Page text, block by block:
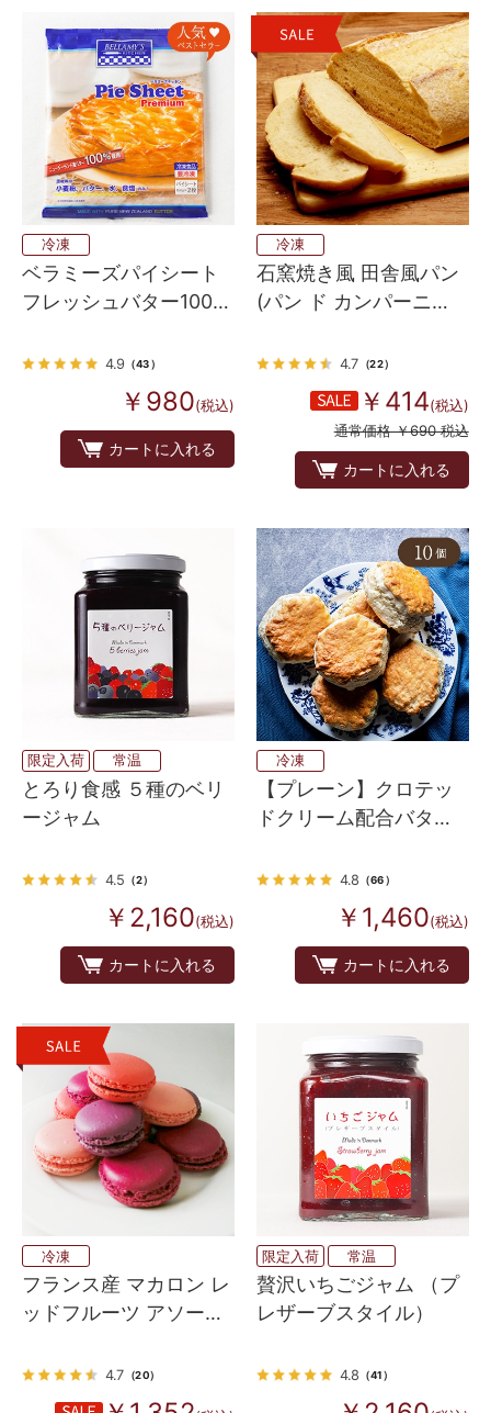
冷凍
ベラミーズパイシート
フレッシュバター100%
4.9 （43）
￥980(税込)
カートに入れる
冷凍
石窯焼き風 田舎風パン
(パン ド カンパーニ
4.7 （22）
￥414(税込)
通常価格 ￥690 税込
カートに入れる
限定入荷 常温
とろり食感 ５種のベリ
ージャム
4.5 （2）
￥2,160(税込)
カートに入れる
冷凍
【プレーン】クロテッ
ドクリーム配合バター
10個
4.8 （66）
￥1,460(税込)
カートに入れる
冷凍
フランス産 マカロン レ
ッドフルーツ アソート
4.7 （20）
限定入荷 常温
贅沢いちごジャム （プ
レザーブスタイル）
4.8 （41）